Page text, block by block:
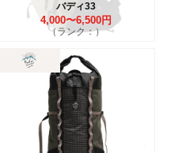
バディ33
4,000〜6,500円
（ランク：）